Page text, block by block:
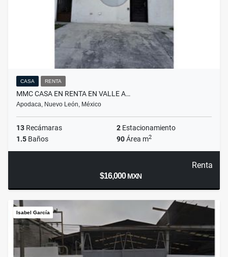
CASA RENTA
MMC CASA EN RENTA EN VALLE A…
Apodaca, Nuevo León, México
13 Recámaras 2 Estacionamiento
1.5 Baños 90Área m2
Renta
$16,000MXN
Isabel García